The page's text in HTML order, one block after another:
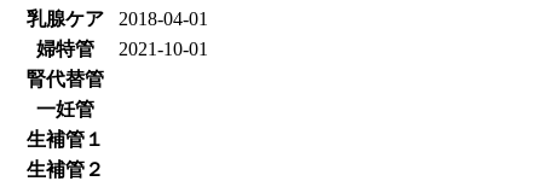
乳腺ケア
2018-04-01
婦特管
2021-10-01
腎代替管
一妊管
生補管１
生補管２